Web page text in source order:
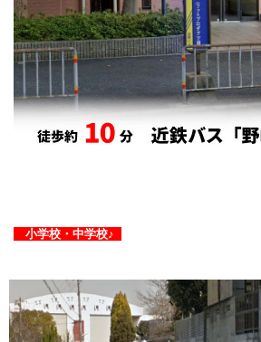
小学校・ 中学校♪